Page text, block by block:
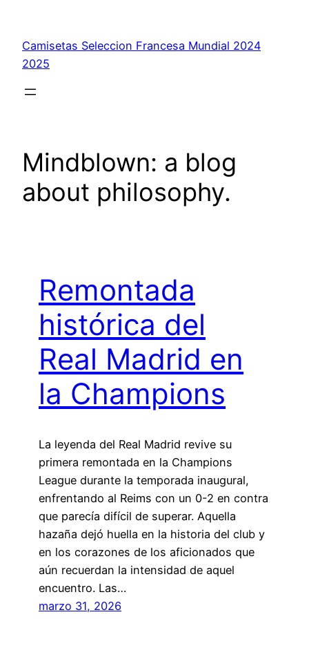
contenido
Camisetas Seleccion Francesa Mundial 2024
2025
Mindblown: a blog
about philosophy.
Remontada
histórica del
Real Madrid en
la Champions
La leyenda del Real Madrid revive su
primera remontada en la Champions
League durante la temporada inaugural,
enfrentando al Reims con un 0-2 en contra
que parecía difícil de superar. Aquella
hazaña dejó huella en la historia del club y
en los corazones de los aficionados que
aún recuerdan la intensidad de aquel
encuentro. Las…
marzo 31, 2026